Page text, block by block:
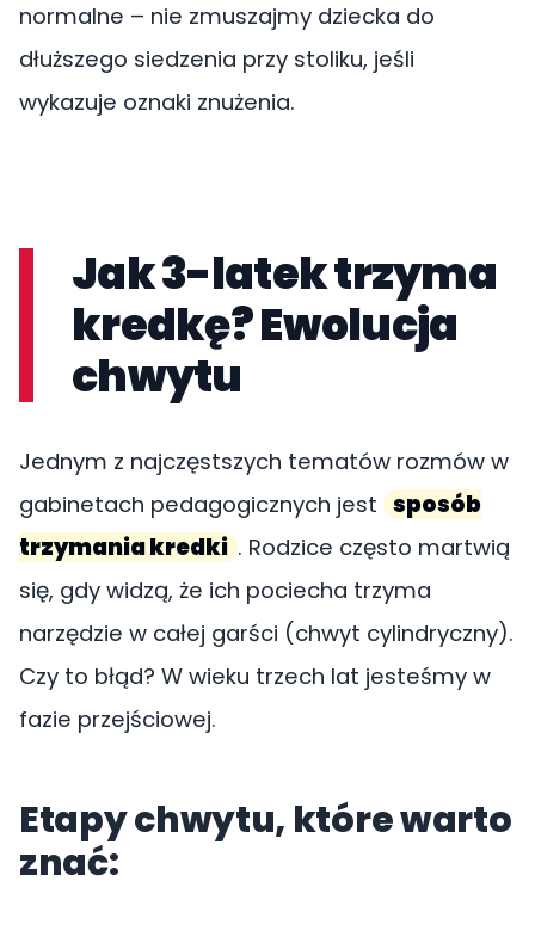
normalne – nie zmuszajmy dziecka do
dłuższego siedzenia przy stoliku, jeśli
wykazuje oznaki znużenia.
Jak 3-latek trzyma
kredkę? Ewolucja
chwytu
Jednym z najczęstszych tematów rozmów w
gabinetach pedagogicznych jest sposób
trzymania kredki . Rodzice często martwią
się, gdy widzą, że ich pociecha trzyma
narzędzie w całej garści (chwyt cylindryczny).
Czy to błąd? W wieku trzech lat jesteśmy w
fazie przejściowej.
Etapy chwytu, które warto
znać: